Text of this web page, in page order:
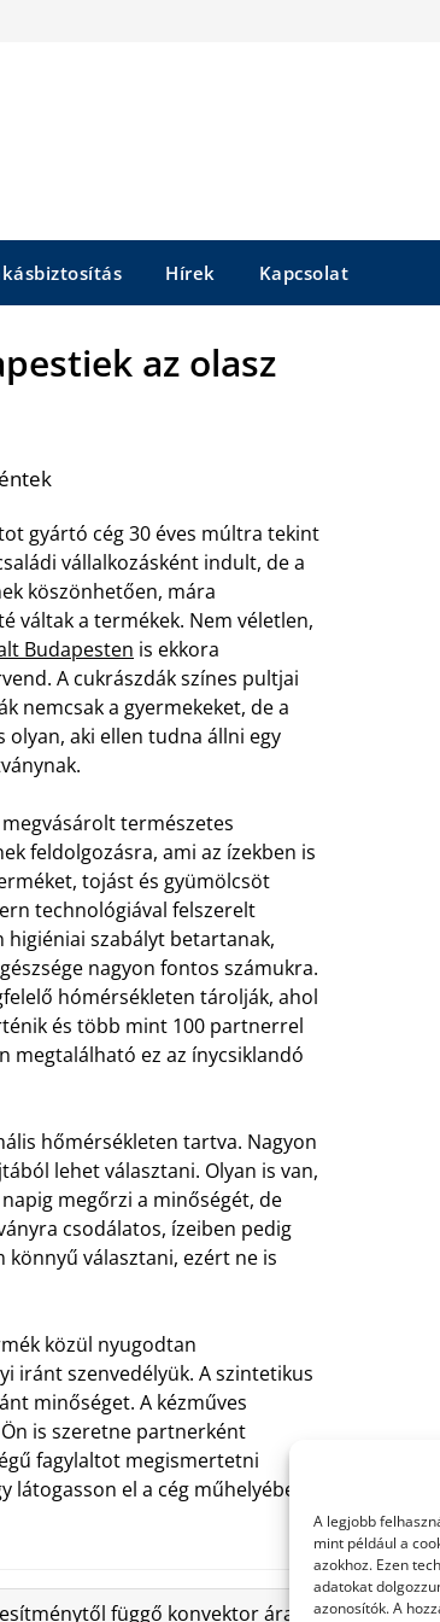
A legjobb
mint például a
azokhoz. Ezen
adatokat
azonosítók. A
Hírek Kapcsolat
az olasz
gyártó cég 30 éves múltra tekint
vállalkozásként indult, de a
köszönhetően, mára
váltak a termékek. Nem véletlen,
Budapesten is ekkora
A cukrászdák színes pultjai
nemcsak a gyermekeket, de a
olyan, aki ellen tudna állni egy
természetes
feldolgozásra, ami az ízekben is
tojást és gyümölcsöt
technológiával felszerelt
szabályt betartanak,
nagyon fontos számukra.
hómérsékleten tárolják, ahol
és több mint 100 partnerrel
megtalálható ez az ínycsiklandó
hőmérsékleten tartva. Nagyon
lehet választani. Olyan is van,
megőrzi a minőségét, de
csodálatos, ízeiben pedig
könnyű választani, ezért ne is
közül nyugodtan
iránt szenvedélyük. A szintetikus
minőséget. A kézműves
is szeretne partnerként
fagylaltot megismertetni
el a cég műhelyébe,
függő konvektor árak